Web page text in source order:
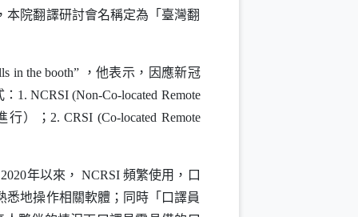
院翻譯研討會名稱定為「臺灣翻
in the booth” ，他表示，因應新冠
：1.NCRSI (Non-Co-located Remote
行）；2.CRSI (Co-located Remote
年以來， NCRSI頻繁使用，口
地操作相關軟體；同時「口譯員